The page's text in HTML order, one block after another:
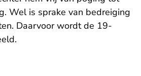
Wel is sprake van bedreiging
Daarvoor wordt de 19-